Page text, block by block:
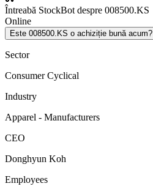
Întreabă StockBot despre 008500.KS
Online
Este 008500.KS o achiziție bună acum?
Sector
Consumer Cyclical
Industry
Apparel - Manufacturers
CEO
Donghyun Koh
Employees